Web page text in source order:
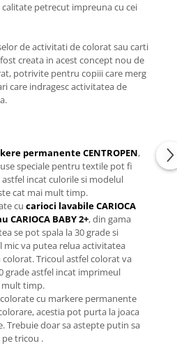
petrecut impreuna cu cei
de activitati de colorat sau carti
creata in acest concept nou de
potrivite pentru copiii care merg
care indragesc activitatea de
permanente CENTROPEN,
speciale pentru textile pot fi
incat culorile si modelul
cat mai mult timp.
cu carioci lavabile CARIOCA
CARIOCA BABY 2+, din gama
se pot spala la 30 grade si
mic va putea relua activitatea
Tricoul astfel colorat va
grade astfel incat imprimeul
mult timp.
cu markere permanente
acestia pot purta la joaca
Trebuie doar sa astepte putin sa
pe tricou .